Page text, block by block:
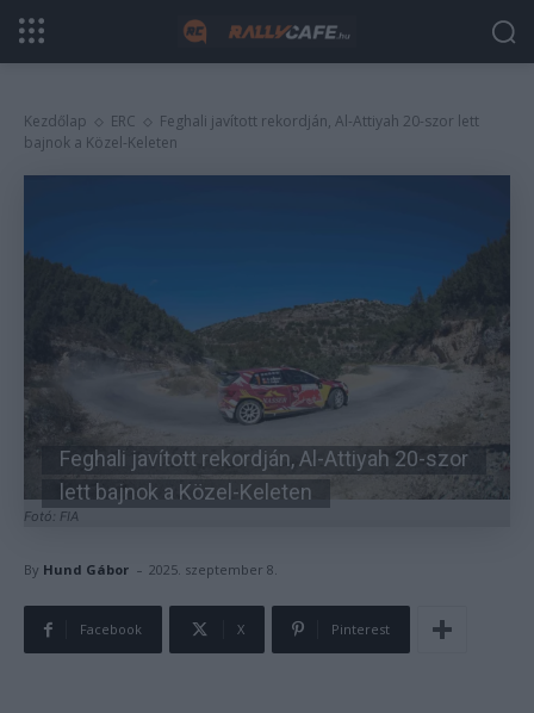
Kezdőlap ERC
Feghali javított rekordján, Al-Attiyah 20-szor lett
bajnok a Közel-Keleten
Fotó: FIA
Feghali javított rekordján, Al-Attiyah 20-szor
lett bajnok a Közel-Keleten
By Hund Gábor - 2025. szeptember 8.
Facebook X Pinterest